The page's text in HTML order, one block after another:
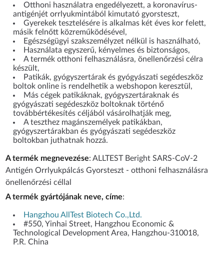
Otthoni használatra engedélyezett, a koronavírus-
antigénjét orrlyukmintából kimutató gyorsteszt,
Gyerekek tesztelésére is alkalmas két éves kor felett,
másik felnőtt közreműködésével,
Egészségügyi szakszemélyzet nélkül is használható,
Használata egyszerű, kényelmes és biztonságos,
A termék otthoni felhasználásra, önellenőrzési célra
készült,
Patikák, gyógyszertárak és gyógyászati segédeszköz
boltok online is rendelhetik a webshopon keresztül,
Más cégek patikáknak, gyógyszertáraknak és
gyógyászati segédeszköz boltoknak történő
továbbértékesítés céljából vásárolhatják meg,
A teszthez magánszemélyek patikákban,
gyógyszertárakban és gyógyászati segédeszköz
boltokban juthatnak hozzá.
A termék megnevezése: ALLTEST Beright SARS-CoV-2
Antigén Orrlyukpálcás Gyorsteszt - otthoni felhasználásra
önellenőrzési céllal
A termék gyártójának neve, címe:
Hangzhou AllTest Biotech Co.,Ltd.
#550, Yinhai Street, Hangzhou Economic &
Technological Development Area, Hangzhou-310018,
P.R. China